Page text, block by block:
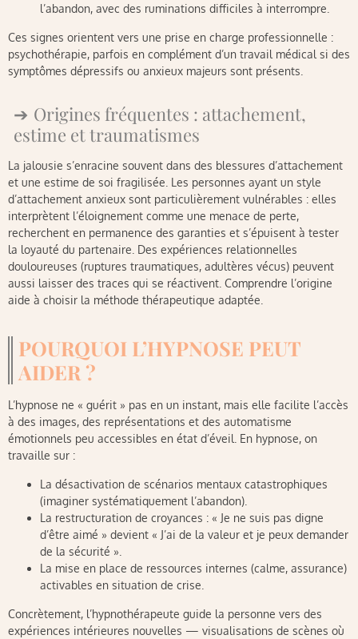
l’abandon, avec des ruminations difficiles à interrompre.
Ces signes orientent vers une prise en charge professionnelle :
psychothérapie, parfois en complément d’un travail médical si des
symptômes dépressifs ou anxieux majeurs sont présents.
Origines fréquentes : attachement,
estime et traumatismes
La jalousie s’enracine souvent dans des blessures d’attachement
et une estime de soi fragilisée. Les personnes ayant un style
d’attachement anxieux sont particulièrement vulnérables : elles
interprètent l’éloignement comme une menace de perte,
recherchent en permanence des garanties et s’épuisent à tester
la loyauté du partenaire. Des expériences relationnelles
douloureuses (ruptures traumatiques, adultères vécus) peuvent
aussi laisser des traces qui se réactivent. Comprendre l’origine
aide à choisir la méthode thérapeutique adaptée.
POURQUOI L’HYPNOSE PEUT
AIDER ?
L’hypnose ne « guérit » pas en un instant, mais elle facilite l’accès
à des images, des représentations et des automatisme
émotionnels peu accessibles en état d’éveil. En hypnose, on
travaille sur :
La désactivation de scénarios mentaux catastrophiques
(imaginer systématiquement l’abandon).
La restructuration de croyances : « Je ne suis pas digne
d’être aimé » devient « J’ai de la valeur et je peux demander
de la sécurité ».
La mise en place de ressources internes (calme, assurance)
activables en situation de crise.
Concrètement, l’hypnothérapeute guide la personne vers des
expériences intérieures nouvelles — visualisations de scènes où